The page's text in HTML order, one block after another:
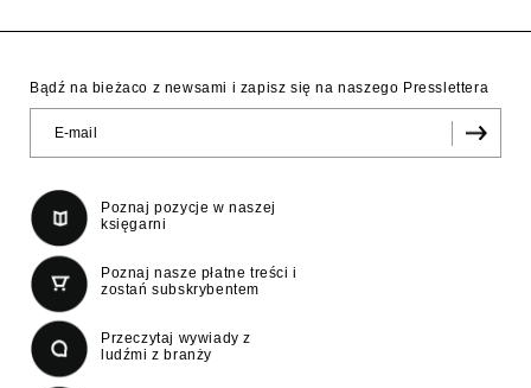
Bądź na bieżaco z newsami i zapisz się na naszego Presslettera
Poznaj pozycje w naszej
księgarni
Poznaj nasze płatne treści i
zostań subskrybentem
Przeczytaj wywiady z
ludźmi z branży